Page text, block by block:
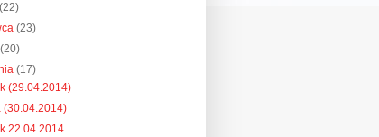
(22)
(23)
(20)
(17)
(29.04.2014)
(30.04.2014)
22.04.2014